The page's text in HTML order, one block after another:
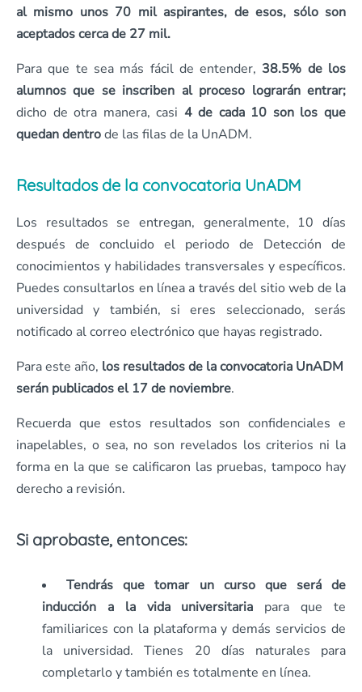
al mismo unos 70 mil aspirantes, de esos, sólo son
aceptados cerca de 27 mil.
Para que te sea más fácil de entender, 38.5% de los
alumnos que se inscriben al proceso lograrán entrar;
dicho de otra manera, casi 4 de cada 10 son los que
quedan dentrode las filas de la UnADM.
Resultados de la convocatoria UnADM
Los resultados se entregan, generalmente, 10 días
después de concluido el periodo de Detección de
conocimientos y habilidades transversales y específicos.
Puedes consultarlos en línea a través del sitio web de la
universidad y también, si eres seleccionado, serás
notificado al correo electrónico que hayas registrado.
Para este año, los resultados de la convocatoria UnADM
serán publicados el 17 de noviembre.
Recuerda que estos resultados son confidenciales e
inapelables, o sea, no son revelados los criterios ni la
forma en la que se calificaron las pruebas, tampoco hay
derecho a revisión.
Si aprobaste, entonces:
Tendrás que tomar un curso que será de
inducción a la vida universitaria para que te
familiarices con la plataforma y demás servicios de
la universidad. Tienes 20 días naturales para
completarlo y también es totalmente en línea.